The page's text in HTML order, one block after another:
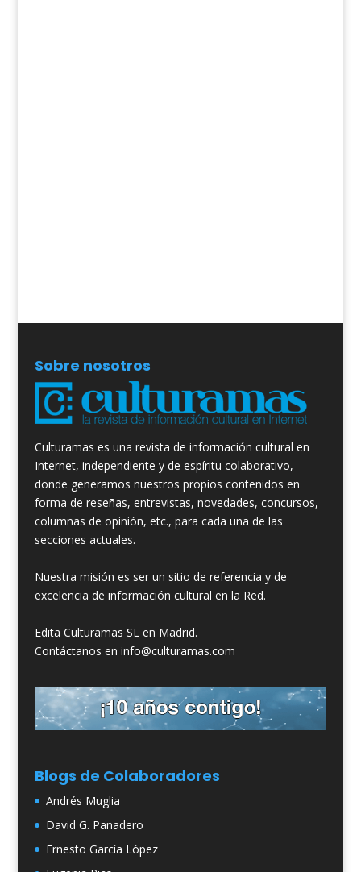
Sobre nosotros
Culturamas es una revista de información cultural en
Internet, independiente y de espíritu colaborativo,
donde generamos nuestros propios contenidos en
forma de reseñas, entrevistas, novedades, concursos,
columnas de opinión, etc., para cada una de las
secciones actuales.
Nuestra misión es ser un sitio de referencia y de
excelencia de información cultural en la Red.
Edita Culturamas SL en Madrid.
Contáctanos en info@culturamas.com
Blogs de Colaboradores
Andrés Muglia
David G. Panadero
Ernesto García López